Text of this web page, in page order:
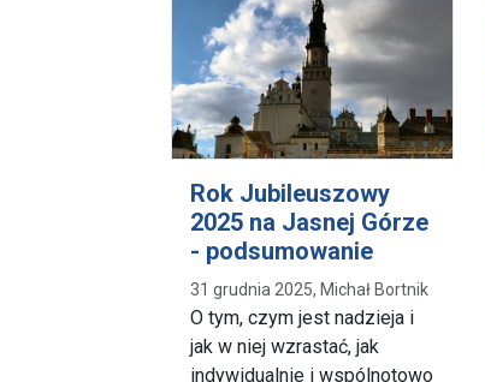
Rok Jubileuszowy
2025 na Jasnej Górze
- podsumowanie
31 grudnia 2025, Michał Bortnik
O tym, czym jest nadzieja i
jak w niej wzrastać, jak
indywidualnie i wspólnotowo